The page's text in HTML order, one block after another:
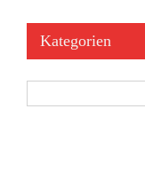
Kategorien